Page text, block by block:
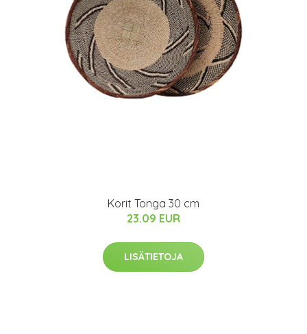
Korit Tonga 30 cm
23.09 EUR
LISÄTIETOJA